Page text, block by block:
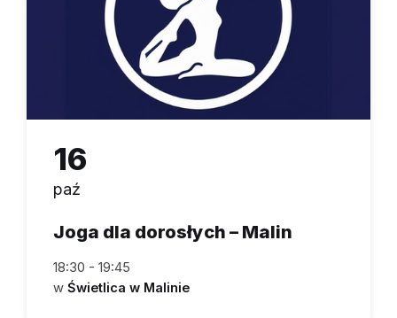
16
paź
Joga dla dorosłych – Malin
18:30 - 19:45
w Świetlica w Malinie